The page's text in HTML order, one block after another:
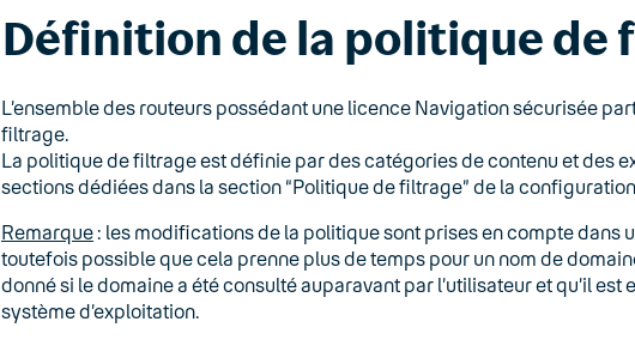
Définition de la politique de
L’ensemble des routeurs possédant une licence Navigation sécurisée
filtrage.
La politique de filtrage est définie par des catégories de contenu et des
sections dédiées dans la section “Politique de filtrage” de la
Remarque: les modifications de la politique sont prises en compte dans
toutefois possible que cela prenne plus de temps pour un nom de
donné si le domaine a été consulté auparavant par l’utilisateur et qu’il est
système d’exploitation.